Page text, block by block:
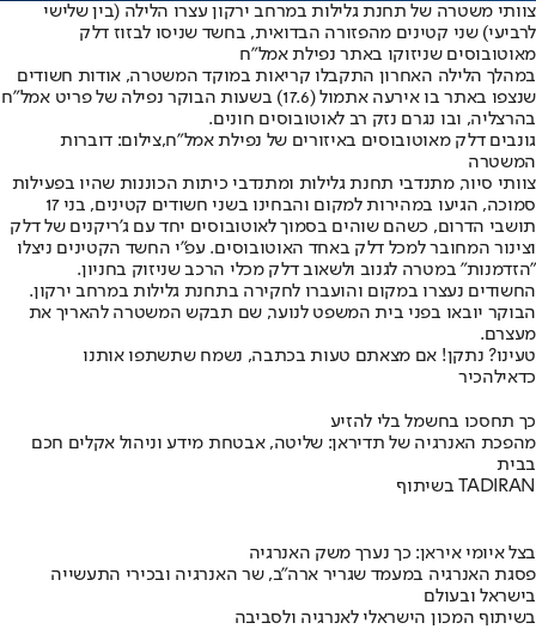
צוותי משטרה של תחנת גלילות במרחב ירקון עצרו הלילה (בין שלישי
לרביעי) שני קטינים מהפזורה הבדואית, בחשד שניסו לבזוז דלק
מאוטובוסים שניזוקו באתר נפילת אמל"ח
במהלך הלילה האחרון התקבלו קריאות במוקד המשטרה, אודות חשודים
שנצפו באתר בו אירעה אתמול (17.6) בשעות הבוקר נפילה של פריט אמל"ח
בהרצליה, ובו נגרם נזק רב לאוטובוסים חונים.
גונבים דלק מאוטובוסים באיזורים של נפילת אמל"ח,צילום: דוברות
המשטרה
צוותי סיור, מתנדבי תחנת גלילות ומתנדבי כיתות הכוננות שהיו בפעילות
סמוכה, הגיעו במהירות למקום והבחינו בשני חשודים קטינים, בני 17
תושבי הדרום, כשהם שוהים בסמוך לאוטובוסים יחד עם ג’ריקנים של דלק
וצינור המחובר למכל דלק באחד האוטובוסים. עפ"י החשד הקטינים ניצלו
"הזדמנות" במטרה לגנוב ולשאוב דלק מכלי הרכב שניזוק בחניון.
החשודים נעצרו במקום והועברו לחקירה בתחנת גלילות במרחב ירקון.
הבוקר יובאו בפני בית המשפט לנוער, שם תבקש המשטרה להאריך את
מעצרם.
טעינו? נתקן! אם מצאתם טעות בכתבה, נשמח שתשתפו אותנו
כדאילהכיר
כך תחסכו בחשמל בלי להזיע
מהפכת האנרגיה של תדיראן: שליטה, אבטחת מידע וניהול אקלים חכם
בבית
בשיתוף TADIRAN
בצל איומי איראן: כך נערך משק האנרגיה
פסגת האנרגיה במעמד שגריר ארה"ב, שר האנרגיה ובכירי התעשייה
בישראל ובעולם
בשיתוף המכון הישראלי לאנרגיה ולסביבה